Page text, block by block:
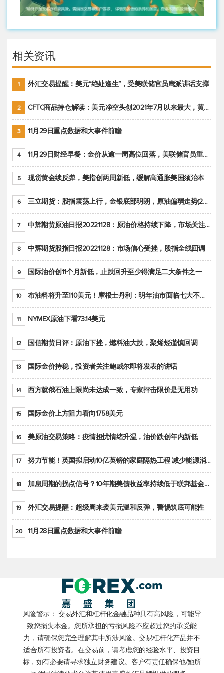
相关资讯
1 外汇交易提醒：美元“绝处逢生”，受美联储官员鹰派讲话支撑
2 CFTC商品持仓解读：美元净空头创2021年7月以来最大，黄金期货投机性净多头头寸减少
3 11月29日重点数据和大事件前瞻
4 11月29日财经早餐：金价从逾一周高位回落，美联储官员重申鹰派立场推动美元回升
5 现货黄金续反弹，美指创两周新低，缓解高通胀美国须治本
6 三立期货：股指震荡上行，金银底部明朗，原油偏弱走势(20221128收评)
7 中辉期货原油日报20221128：原油价格持续下降，市场关注OPEC+新一轮产能政策
8 中辉期货股指日报20221128：市场信心受挫，股指全线回调
9 国际油价创11个月新低，止跌回升至少得满足二大条件之一
10 布油料将升至110美元！摩根士丹利：明年油市面临七大不确定性
11 NYMEX原油下看73.14美元
12 国信期货日评：原油下挫，燃料油大跌，聚烯烃谨慎回调
13 国际金价持稳，投资者关注鲍威尔即将发表的讲话
14 西方就俄石油上限尚未达成一致，专家抨击限价是无用功
15 国际金价上方阻力看向1758美元
16 美原油交易策略：疫情担忧情绪升温，油价跌创年内新低
17 努力节能！英国拟启动10亿英镑的家庭隔热工程 减少能源消耗
18 加息周期的拐点信号？10年期美债收益率持续低于联邦基金利率目标区间
19 外汇交易提醒：超级周来袭美元温和反弹，警惕筑底可能性
20 11月28日重点数据和大事件前瞻
风险警示： 交易外汇和杠杆化金融品种具有高风险，可能导
致您损失本金。您所承担的亏损风险不应超过您的承受能
力，请确保您完全理解其中所涉风险。交易杠杆化产品并不
适合所有投资者。在交易前，请考虑您的经验水平、投资目
标，如有必要请寻求独立财务建议。客户有责任确保他/她所